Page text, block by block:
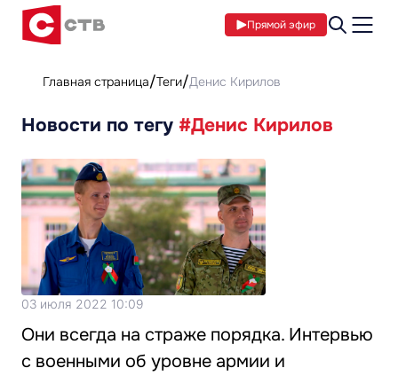
Прямой эфир
Главная страница Теги Денис Кирилов
Новости по тегу #Денис Кирилов
03 июля 2022 10:09
Они всегда на страже порядка. Интервью
с военными об уровне армии и